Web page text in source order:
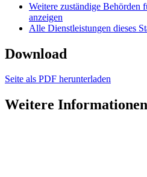
Weitere zuständige Behörden
anzeigen
Alle Dienstleistungen dieses
Download
Seite als PDF herunterladen
Weitere